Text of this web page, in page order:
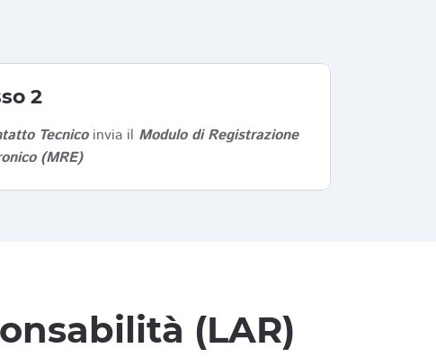
2
Tecnicoinvia il Modulo di Registrazione
(MRE)
(LAR)